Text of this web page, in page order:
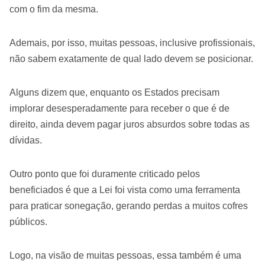
com o fim da mesma.
Ademais, por isso, muitas pessoas, inclusive profissionais,
não sabem exatamente de qual lado devem se posicionar.
Alguns dizem que, enquanto os Estados precisam
implorar desesperadamente para receber o que é de
direito, ainda devem pagar juros absurdos sobre todas as
dívidas.
Outro ponto que foi duramente criticado pelos
beneficiados é que a Lei foi vista como uma ferramenta
para praticar sonegação, gerando perdas a muitos cofres
públicos.
Logo, na visão de muitas pessoas, essa também é uma